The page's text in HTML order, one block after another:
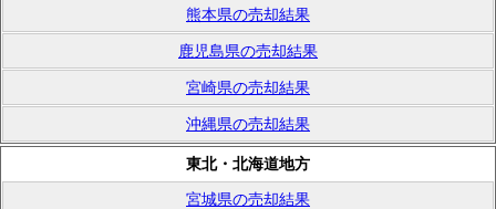
熊本県の売却結果
鹿児島県の売却結果
宮崎県の売却結果
沖縄県の売却結果
東北・北海道地方
宮城県の売却結果